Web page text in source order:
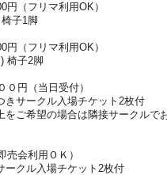
円（フリマ利用OK）
子1脚
円（フリマ利用OK）
椅子2脚
円（当日受付）
きサークル入場チケット2枚付
ご希望の場合は隣接サークルで
売会利用ＯＫ）
ークル入場チケット2枚付